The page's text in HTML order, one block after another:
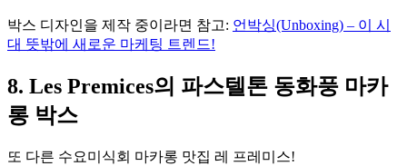
박스 디자인을 제작 중이라면 참고: 언박싱(Unboxing) – 이 시
대 뜻밖에 새로운 마케팅 트렌드!
8. Les Premices의 파스텔톤 동화풍 마카
롱 박스
또 다른 수요미식회 마카롱 맛집 레 프레미스!